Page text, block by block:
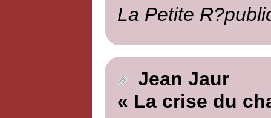
La Petite
Jean Jaur
« La crise du